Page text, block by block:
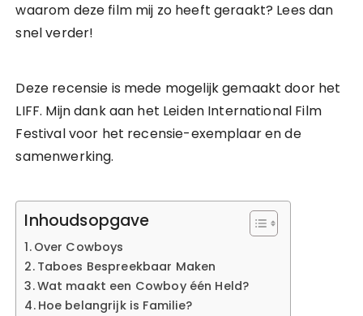
waarom deze film mij zo heeft geraakt? Lees dan
snel verder!
Deze recensie is mede mogelijk gemaakt door het
LIFF. Mijn dank aan het Leiden International Film
Festival voor het recensie-exemplaar en de
samenwerking.
Inhoudsopgave
Over Cowboys
Taboes Bespreekbaar Maken
Wat maakt een Cowboy één Held?
Hoe belangrijk is Familie?